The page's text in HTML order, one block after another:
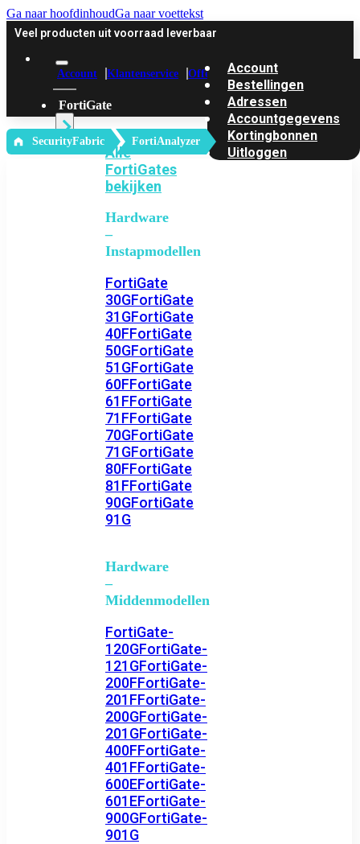
Ga naar hoofdinhoudGa naar voettekst
Veel producten uit voorraad leverbaar
Account Klantenservice Offerte
FortiGate
Alle
FortiGates
bekijken
Hardware
–
Instapmodellen
FortiGate
30GFortiGate
31GFortiGate
40FFortiGate
50GFortiGate
51GFortiGate
60FFortiGate
61FFortiGate
71FFortiGate
70GFortiGate
71GFortiGate
80FFortiGate
81FFortiGate
90GFortiGate
91G
Hardware
–
Middenmodellen
FortiGate-
120GFortiGate-
121GFortiGate-
200FFortiGate-
201FFortiGate-
200GFortiGate-
201GFortiGate-
400FFortiGate-
401FFortiGate-
600EFortiGate-
601EFortiGate-
900GFortiGate-
901G
Account
Bestellingen
Adressen
Accountgegevens
Kortingbonnen
Uitloggen
‎ SecurityFabric FortiAnalyzer